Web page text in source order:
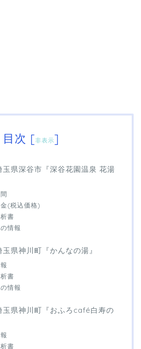
目次 [非表示]
県深谷市『深谷花園温泉 花湯
(税込価格)
書
情報
県神川町『かんなの湯』
書
情報
県神川町『おふろcafé白寿の
書